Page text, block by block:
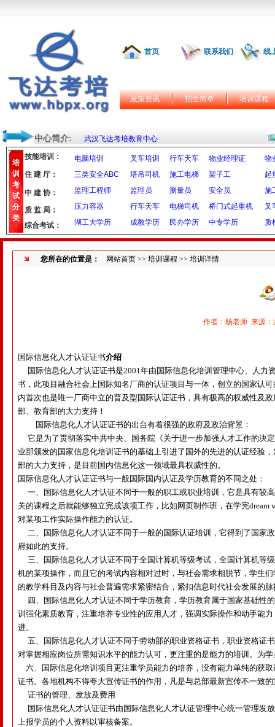
首页 联系我们 线
政策资讯 招生简章 培训课程
中心简介: 武汉飞达考培教育中心
培
训
考
试
分
类
技能培训： 电脑培训 叉车培训 行车天车 物业经理证
物
三类安全ABC
塔吊司机 施工电梯 架子工
起
监理工程师
监理员 测量员 安全员
施
压力容器
行车天车 电梯司机 桥门式起重机
叉
湖工大学历
成教学历 民办学历 中专学历 质
住 建 厅：
中 建 协：
质 监 局：
综合考试：
您所在的位置是： 网站首页 >> 培训课程 >> 培训详情
作者：杨老师 来源：
国际信息化人才认证证书介绍
国际信息化人才认证证书是2001年由国际信息化培训管理中心、人力
书，此项目融合社会上国际知名厂商的认证项目与一体，创立的国家认
内首次也是唯一厂商中立的普及型国际认证证书，具有极高的权威性及
部、教育部的大力支持！
国际信息化人才认证证书的出台有着很强的政府及政治背景：
它是为了贯彻落实中共中央、国务院《关于进一步加强人才工作的决
业部颁发的国家信息化培训证书的基础上引进了国外的先进的认证经验
部的大力支持，是目前国内信息化这一领域最具权威性的。
国际信息化人才认证证书与一般国际国内认证及学历教育的不同之处：
一、国际信息化人才认证不同于一般的职工或职业培训，它是具有较
关的课程之后就能够独立完成该项工作，比如网页制作班，在学完dream
对某项工作实际操作能力的认证。
二、国际信息化人才认证不同于一般的国际认证培训，它得到了国家
府如此的支持。
三、国际信息化人才认证不同于全国计算机等级考试，全国计算机等
机的某项操作，而且它的考试内容相对过时，与社会需求相脱节，学生
的教学科目及内容与社会普遍需求紧密结合，紧扣信息时代社会发展的
四、国际信息化人才认证不同于学历教育，学历教育属于国家基础性
训强化素质教育，注重培养专业性的应用人才，强调实际操作和动手能
进。
五、国际信息化人才认证不同于劳动部的职业资格证书，职业资格证
对掌握相应岗位所需知识水平的能力认可，更注重的是能力的培训。为
六、国际信息化培训项目更注重学员能力的培养，没有能力单纯的获
证书。各地机构不得夸大宣传证书的作用，凡是与总部最新宣传不一致
证书的管理、发放及费用
国际信息化人才认证证书由国际信息化人才认证管理中心统一管理发
上报学员的个人资料以审核备案。